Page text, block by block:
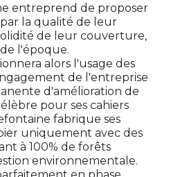
entreprend de proposer
la qualité de leur
de leur couverture,
l'époque.
alors l'usage des
de l'entreprise
d'amélioration de
pour ses cahiers
fabrique ses
uniquement avec des
à 100% de forêts
environnementale.